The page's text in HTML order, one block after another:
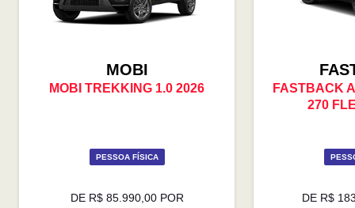
MOBI
MOBI TREKKING 1.0 2026
PESSOA FÍSICA
DE R$ 85.990,00 POR
FASTBACK
270
DE R$